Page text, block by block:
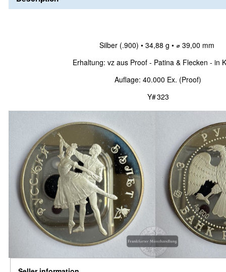
Silber (.900) • 34,88 g • ⌀ 39,00 mm
Erhaltung: vz aus Proof - Patina & Flecken - in
Auflage: 40.000 Ex. (Proof)
Y# 323